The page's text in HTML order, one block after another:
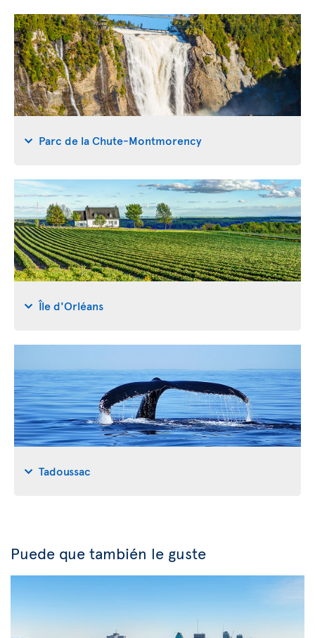
Parc de la Chute-Montmorency
Île d'Orléans
Tadoussac
Puede que también le guste